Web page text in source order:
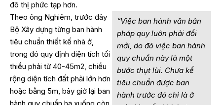
đô thị phức tạp hơn.
“Việc ban hành văn bản
pháp quy luôn phải đổi
mới, do đó việc ban hành
quy chuẩn này là một
bước thụt lùi. Chưa kể
tiêu chuẩn được ban
hành trước đó chỉ là ở
Theo ông Nghiêm, trước đây
Bộ Xây dựng từng ban hành
tiêu chuẩn thiết kế nhà ở,
trong đó quy định diện tích tối
thiểu phải từ 40-45m2, chiều
rộng diện tích đất phải lớn hơn
hoặc bằng 5m, bây giờ lại ban
hành quy chuẩn hạ xuống còn